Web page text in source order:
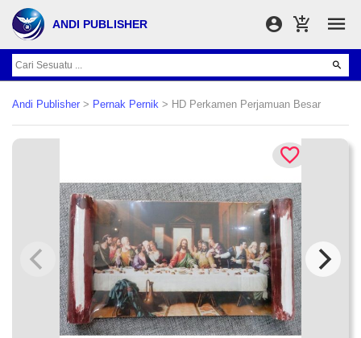
ANDI PUBLISHER
Andi Publisher > Pernak Pernik > HD Perkamen Perjamuan Besar